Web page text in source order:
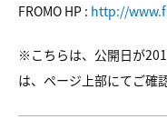
FROMO HP : http://
※こちらは、公開日が
は、ページ上部にてご確